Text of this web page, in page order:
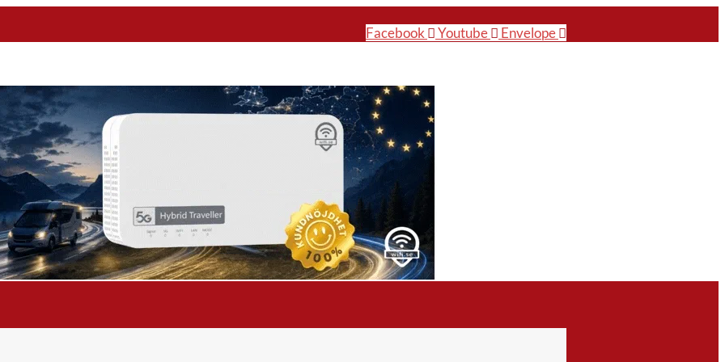
Facebook Youtube Envelope